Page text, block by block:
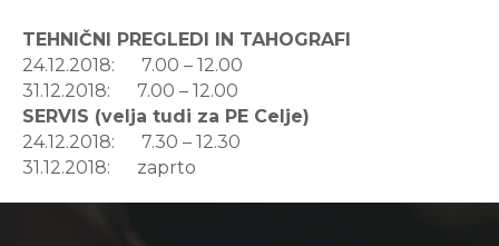
TEHNIČNI PREGLEDI IN TAHOGRAFI
24.12.2018: 7.00 – 12.00
31.12.2018: 7.00 – 12.00
SERVIS (velja tudi za PE Celje)
24.12.2018: 7.30 – 12.30
31.12.2018: zaprto